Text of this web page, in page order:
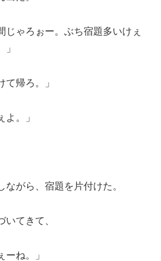
じゃろぉー。ぶち宿題多いけぇ
て帰ろ。」
よ。」
がら、宿題を片付けた。
てきて、
ーね。」